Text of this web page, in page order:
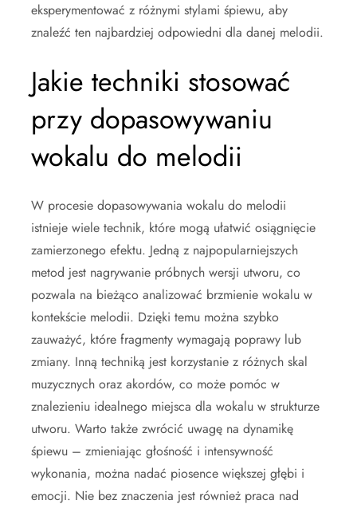
eksperymentować z różnymi stylami śpiewu, aby
znaleźć ten najbardziej odpowiedni dla danej melodii.
Jakie techniki stosować
przy dopasowywaniu
wokalu do melodii
W procesie dopasowywania wokalu do melodii
istnieje wiele technik, które mogą ułatwić osiągnięcie
zamierzonego efektu. Jedną z najpopularniejszych
metod jest nagrywanie próbnych wersji utworu, co
pozwala na bieżąco analizować brzmienie wokalu w
kontekście melodii. Dzięki temu można szybko
zauważyć, które fragmenty wymagają poprawy lub
zmiany. Inną techniką jest korzystanie z różnych skal
muzycznych oraz akordów, co może pomóc w
znalezieniu idealnego miejsca dla wokalu w strukturze
utworu. Warto także zwrócić uwagę na dynamikę
śpiewu – zmieniając głośność i intensywność
wykonania, można nadać piosence większej głębi i
emocji. Nie bez znaczenia jest również praca nad